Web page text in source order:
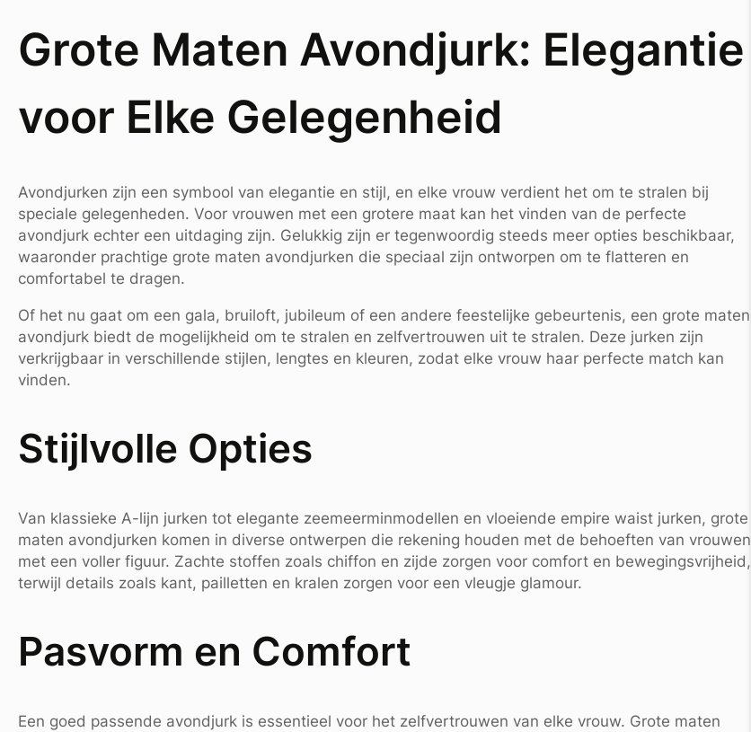
Grote Maten Avondjurk: Elegantie
voor Elke Gelegenheid
Avondjurken zijn een symbool van elegantie en stijl, en elke vrouw verdient het om te stralen bij
speciale gelegenheden. Voor vrouwen met een grotere maat kan het vinden van de perfecte
avondjurk echter een uitdaging zijn. Gelukkig zijn er tegenwoordig steeds meer opties beschikbaar,
waaronder prachtige grote maten avondjurken die speciaal zijn ontworpen om te flatteren en
comfortabel te dragen.
Of het nu gaat om een gala, bruiloft, jubileum of een andere feestelijke gebeurtenis, een grote maten
avondjurk biedt de mogelijkheid om te stralen en zelfvertrouwen uit te stralen. Deze jurken zijn
verkrijgbaar in verschillende stijlen, lengtes en kleuren, zodat elke vrouw haar perfecte match kan
vinden.
Stijlvolle Opties
Van klassieke A-lijn jurken tot elegante zeemeerminmodellen en vloeiende empire waist jurken, grote
maten avondjurken komen in diverse ontwerpen die rekening houden met de behoeften van vrouwen
met een voller figuur. Zachte stoffen zoals chiffon en zijde zorgen voor comfort en bewegingsvrijheid,
terwijl details zoals kant, pailletten en kralen zorgen voor een vleugje glamour.
Pasvorm en Comfort
Een goed passende avondjurk is essentieel voor het zelfvertrouwen van elke vrouw. Grote maten